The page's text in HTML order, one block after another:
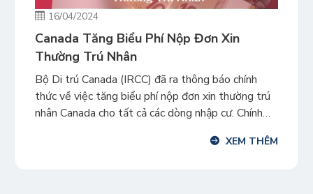
16/04/2024
Canada Tăng Biểu Phí Nộp Đơn Xin
Thường Trú Nhân
Bộ Di trú Canada (IRCC) đã ra thông báo chính
thức về việc tăng biểu phí nộp đơn xin thường trú
nhân Canada cho tất cả các dòng nhập cư. Chính
30/04/2024. Biểu phí mới được IRCC công bố sẽ
XEM THÊM